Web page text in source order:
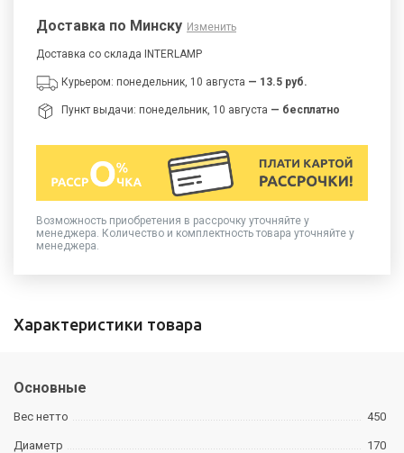
Доставка по Минску Изменить
Доставка со склада INTERLAMP
Курьером: понедельник, 10 августа — 13.5 руб.
Пункт выдачи: понедельник, 10 августа — бесплатно
Возможность приобретения в рассрочку уточняйте у
менеджера. Количество и комплектность товара уточняйте у
менеджера.
Характеристики товара
Основные
Вес нетто 450
Диаметр 170